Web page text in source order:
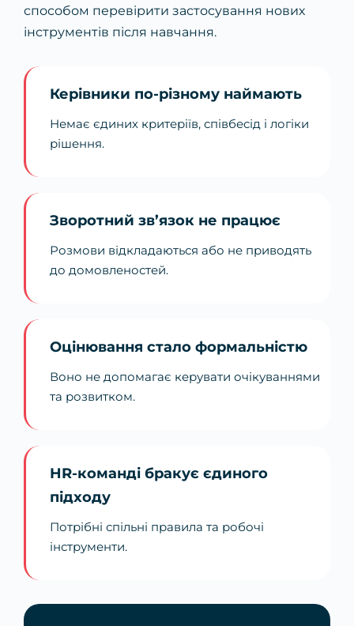
способом перевірити застосування нових
інструментів після навчання.
Керівники по-різному наймають
Немає єдиних критеріїв, співбесід і логіки
рішення.
Зворотний зв’язок не працює
Розмови відкладаються або не приводять
до домовленостей.
Оцінювання стало формальністю
Воно не допомагає керувати очікуваннями
та розвитком.
HR-команді бракує єдиного
підходу
Потрібні спільні правила та робочі
інструменти.